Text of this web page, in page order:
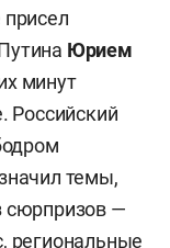
Юрием
минут
Российский
темы,
сюрпризов —
региональные